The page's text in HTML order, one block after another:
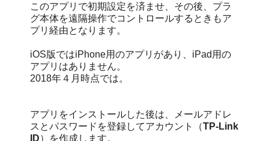
このアプリで初期設定を済ませ、その後、プラ
グ本体を遠隔操作でコントロールするときもア
プリ経由となります。
iOS版ではiPhone用のアプリがあり、iPad用の
アプリはありません。
2018年４月時点では。
アプリをインストールした後は、メールアドレ
スとパスワードを登録してアカウント（TP-Link
ID）を作成します。